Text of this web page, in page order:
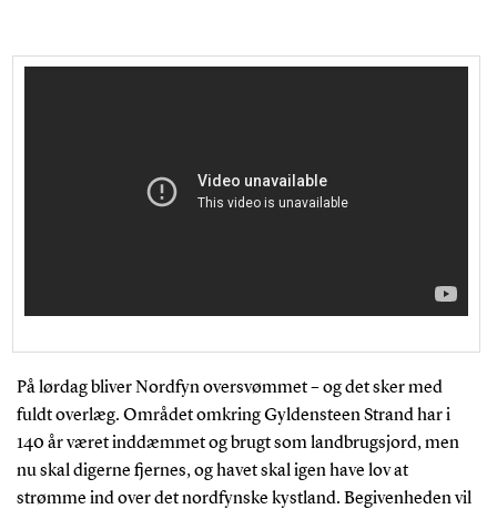
På lørdag bliver Nordfyn oversvømmet – og det sker med
fuldt overlæg. Området omkring Gyldensteen Strand har i
140 år været inddæmmet og brugt som landbrugsjord, men
nu skal digerne fjernes, og havet skal igen have lov at
strømme ind over det nordfynske kystland. Begivenheden vil